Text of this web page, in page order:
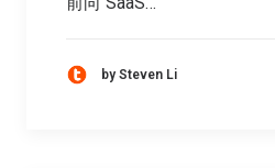
by Steven Li